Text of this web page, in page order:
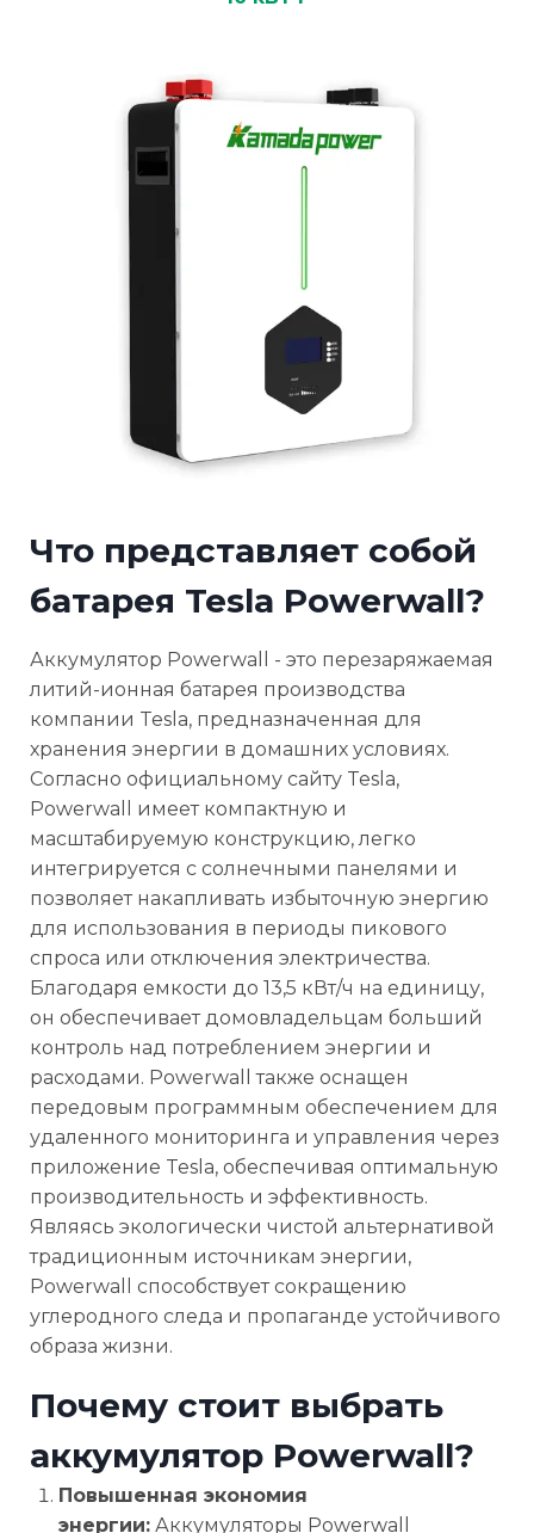
Что представляет собой
батарея Tesla Powerwall?
Аккумулятор Powerwall - это перезаряжаемая
литий-ионная батарея производства
компании Tesla, предназначенная для
хранения энергии в домашних условиях.
Согласно официальному сайту Tesla,
Powerwall имеет компактную и
масштабируемую конструкцию, легко
интегрируется с солнечными панелями и
позволяет накапливать избыточную энергию
для использования в периоды пикового
спроса или отключения электричества.
Благодаря емкости до 13,5 кВт/ч на единицу,
он обеспечивает домовладельцам больший
контроль над потреблением энергии и
расходами. Powerwall также оснащен
передовым программным обеспечением для
удаленного мониторинга и управления через
приложение Tesla, обеспечивая оптимальную
производительность и эффективность.
Являясь экологически чистой альтернативой
традиционным источникам энергии,
Powerwall способствует сокращению
углеродного следа и пропаганде устойчивого
образа жизни.
Почему стоит выбрать
аккумулятор Powerwall?
Повышенная экономия
энергии: Аккумуляторы Powerwall